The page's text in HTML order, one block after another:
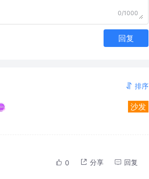
0/1000
回复
排序
沙发
0 分享 回复